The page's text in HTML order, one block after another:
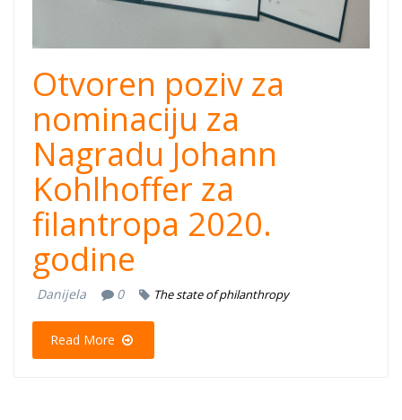
Otvoren poziv za
nominaciju za
Nagradu Johann
Kohlhoffer za
filantropa 2020.
godine
Danijela 0 The state of philanthropy
Read More